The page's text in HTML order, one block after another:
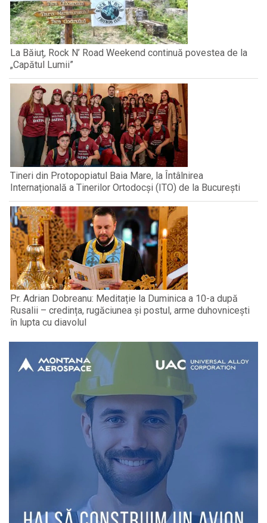
La Băiuț, Rock N’ Road Weekend continuă povestea de la
„Capătul Lumii”
Tineri din Protopopiatul Baia Mare, la Întâlnirea
Internațională a Tinerilor Ortodocși (ITO) de la București
Pr. Adrian Dobreanu: Meditație la Duminica a 10-a după
Rusalii – credința, rugăciunea și postul, arme duhovnicești
în lupta cu diavolul